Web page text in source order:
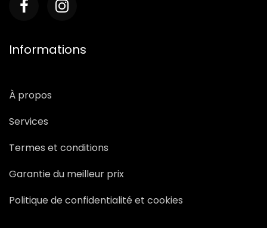
Informations
À propos
Services
Termes et conditions
Garantie du meilleur prix
Politique de confidentialité et cookies